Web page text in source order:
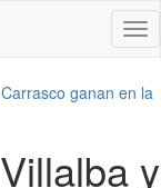
ganan en la
y